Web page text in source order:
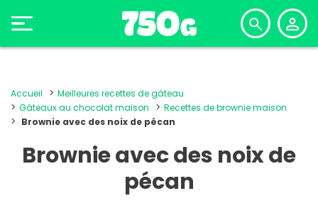
Accueil
Meilleures recettes de gâteau
Gâteaux au chocolat maison
Recettes de brownie maison
Brownie avec des noix de pécan
Brownie avec des noix de
pécan